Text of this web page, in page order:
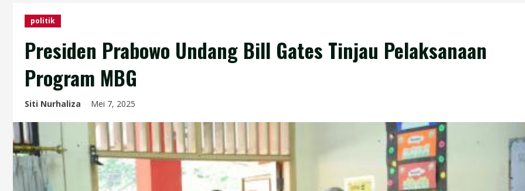
politik
Presiden Prabowo Undang Bill Gates Tinjau Pelaksanaan
Program MBG
Siti Nurhaliza Mei 7, 2025